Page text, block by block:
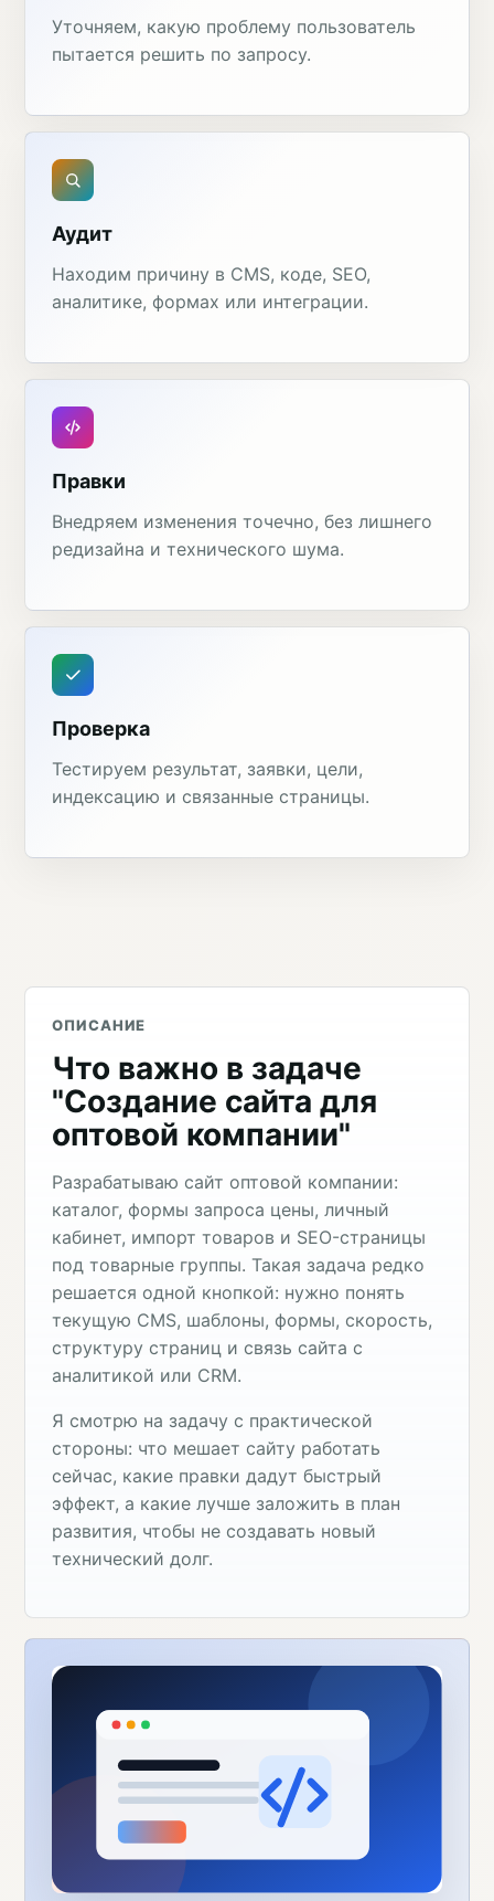
Уточняем, какую проблему пользователь
пытается решить по запросу.
Аудит
Находим причину в CMS, коде, SEO,
аналитике, формах или интеграции.
Правки
Внедряем изменения точечно, без лишнего
редизайна и технического шума.
Проверка
Тестируем результат, заявки, цели,
индексацию и связанные страницы.
ОПИСАНИЕ
Что важно в задаче
"Создание сайта для
оптовой компании"
Разрабатываю сайт оптовой компании:
каталог, формы запроса цены, личный
кабинет, импорт товаров и SEO-страницы
под товарные группы. Такая задача редко
решается одной кнопкой: нужно понять
текущую CMS, шаблоны, формы, скорость,
структуру страниц и связь сайта с
аналитикой или CRM.
Я смотрю на задачу с практической
стороны: что мешает сайту работать
сейчас, какие правки дадут быстрый
эффект, а какие лучше заложить в план
развития, чтобы не создавать новый
технический долг.